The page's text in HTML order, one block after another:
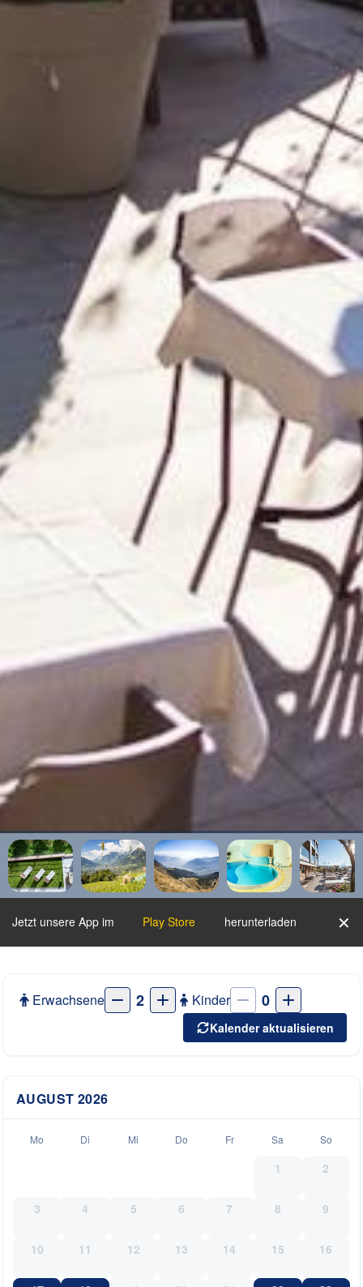
Jetzt unsere App im Play Store herunterladen ✕
Erwachsene 2 Kinder 0
Kalender aktualisieren
AUGUST 2026
Mo Di Mi Do Fr Sa So
1 2
3 4 5 6 7 8 9
10 11 12 13 14 15 16